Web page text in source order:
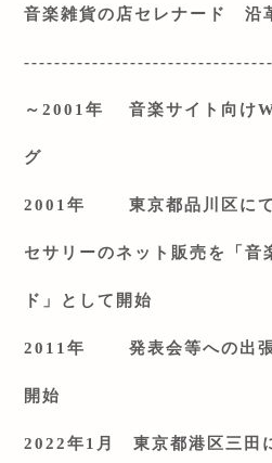
音楽雑貨の店セレナード 沿
～ 2001 年 音楽サイト向け
グ
2001 年 東京都品川区にて
セサリーのネット販売を「音
ド」として開始
2011 年 発表会等への出張
開始
2022年1 月 東京都港区三田